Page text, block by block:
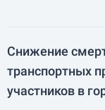
Снижение
транспортных
участников в